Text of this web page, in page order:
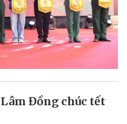
Đồng chúc tết